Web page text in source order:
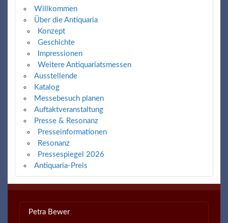
Willkommen
Über die Antiquaria
Konzept
Geschichte
Impressionen
Weitere Antiquariatsmessen
Ausstellende
Katalog
Messebesuch planen
Auftaktveranstaltung
Presse & Resonanz
Presseinformationen
Resonanz
Pressespiegel 2026
Antiquaria-Preis
Petra Bewer